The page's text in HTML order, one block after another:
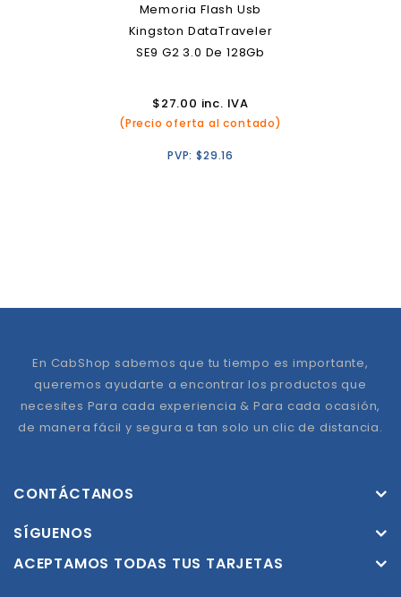
Memoria Flash Usb
Kingston DataTraveler
SE9 G2 3.0 De 128Gb
$27.00 inc. IVA
(Precio oferta al contado)
PVP:$29.16
En CabShop sabemos que tu tiempo es importante,
queremos ayudarte a encontrar los productos que
necesites Para cada experiencia & Para cada ocasión,
de manera fácil y segura a tan solo un clic de distancia.
CONTÁCTANOS
SÍGUENOS
ACEPTAMOS TODAS TUS TARJETAS